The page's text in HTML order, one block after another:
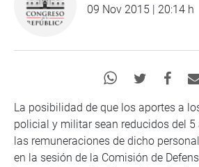
09 Nov 2015 | 20:14 h
La posibilidad de que los aportes a
policial y militar sean reducidos del 5
las remuneraciones de dicho
en la sesión de la Comisión de